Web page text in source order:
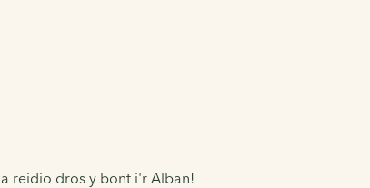
reidio dros y bont i'r Alban!